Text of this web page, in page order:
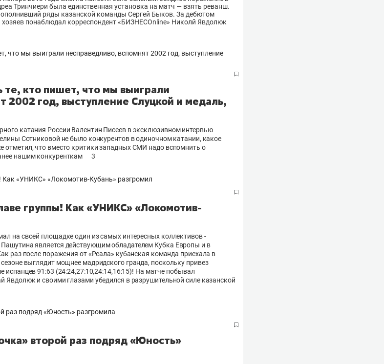
Тринчиери была единственная установка на матч — взять реванш.
ряды казанской команды Сергей Быков. За дебютом
понаблюдал корреспондент «БИЗНЕСOnline» Николй Явдолюк
те, кто пишет, что мы выиграли
2002 год, выступление Слуцкой и медаль,
катания России Валентин Писеев в эксклюзивном интервью
Сотниковой не было конкурентов в одиночном катании, какое
что вместо критики западных СМИ надо вспомнить о
нашим конкуренткам
3
группы! Как «УНИКС» «Локомотив-
на своей площадке один из самых интересных коллективов -
является действующим обладателем Кубка Европы и в
раз после поражения от «Реала» кубанская команда приехала в
выглядит мощнее мадридского гранда, поскольку привез
испанцев 91:63 (24:24,27:10,24:14,16:15)! На матче побывал
Явдолюк и своими глазами убедился в разрушительной силе казанской
второй раз подряд «Юность»